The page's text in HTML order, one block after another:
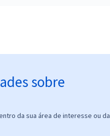
sobre
da sua área de interesse ou da